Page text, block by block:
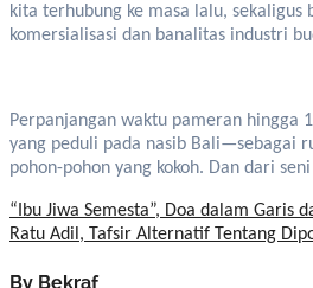
kita terhubung ke masa lalu,
komersialisasi dan banalitas industri
Perpanjangan waktu pameran hingga
yang peduli pada nasib Bali—sebagai
pohon-pohon yang kokoh. Dan dari
Post
navigation
“Ibu Jiwa Semesta”, Doa dalam Garis
Ratu Adil, Tafsir Alternatif Tentang
By Bekraf